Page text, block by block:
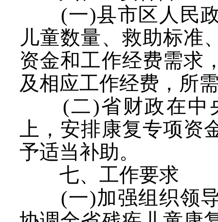
(一)县市区人民
儿童数量、救助标准
资金和工作经费需求
及相应工作经费，所
(二)省财政在中
上，安排康复专项
予适当补助。
七、工作要求
(一)加强组织领